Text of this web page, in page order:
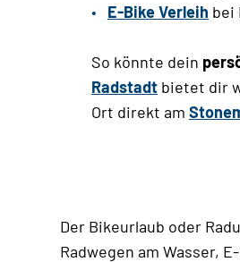
E-Bike Verleih bei
So könnte dein
Radstadt bietet dir
Ort direkt am
Der Bikeurlaub oder
Radwegen am Wasser,